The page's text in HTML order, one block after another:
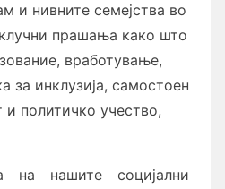
и нивните семејства во
прашања како што
вработување,
за инклузија, самостоен
политичко учество,
на нашите социјални